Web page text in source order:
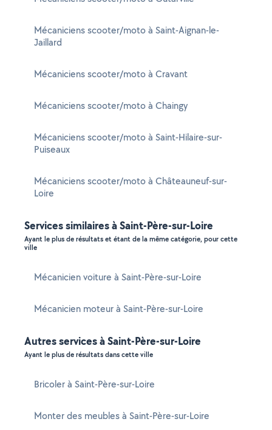
Mécaniciens scooter/moto à Saint-Aignan-le-
Jaillard
Mécaniciens scooter/moto à Cravant
Mécaniciens scooter/moto à Chaingy
Mécaniciens scooter/moto à Saint-Hilaire-sur-
Puiseaux
Mécaniciens scooter/moto à Châteauneuf-sur-
Loire
Services similaires à Saint-Père-sur-Loire
Ayant le plus de résultats et étant de la même catégorie, pour cette
ville
Mécanicien voiture à Saint-Père-sur-Loire
Mécanicien moteur à Saint-Père-sur-Loire
Autres services à Saint-Père-sur-Loire
Ayant le plus de résultats dans cette ville
Bricoler à Saint-Père-sur-Loire
Monter des meubles à Saint-Père-sur-Loire